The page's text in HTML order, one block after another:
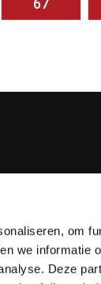
om
we informatie
Deze
67